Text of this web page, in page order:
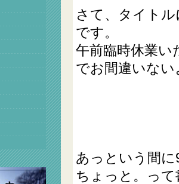
さて、タイト
です。
午前臨時休業
でお間違いな
あっという間
ちょっと。っ